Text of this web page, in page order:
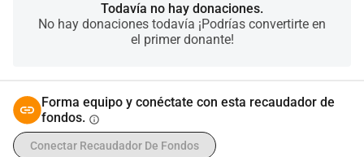
Todavía no hay donaciones.
No hay donaciones todavía ¡Podrías convertirte en
el primer donante!
Forma equipo y conéctate con esta recaudador de
fondos. info
Conectar Recaudador De Fondos